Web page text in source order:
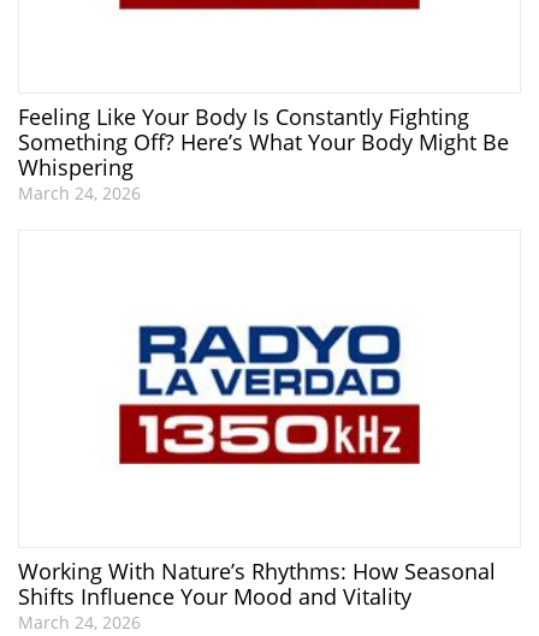
Feeling Like Your Body Is Constantly Fighting
Something Off? Here’s What Your Body Might Be
Whispering
March 24, 2026
Working With Nature’s Rhythms: How Seasonal
Shifts Influence Your Mood and Vitality
March 24, 2026